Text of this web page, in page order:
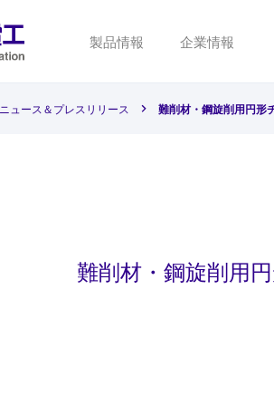
製品情報 企業情報
ニュース＆プレスリリース 難削材・鋼旋削用円形
難削材・鋼旋削用